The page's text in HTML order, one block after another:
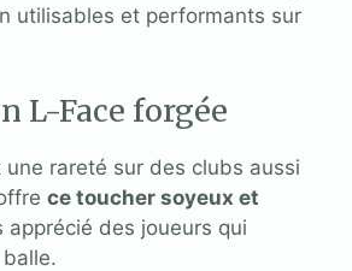
utilisables et performants sur
L-Face forgée
rareté sur des clubs aussi
ce toucher soyeux et
apprécié des joueurs qui